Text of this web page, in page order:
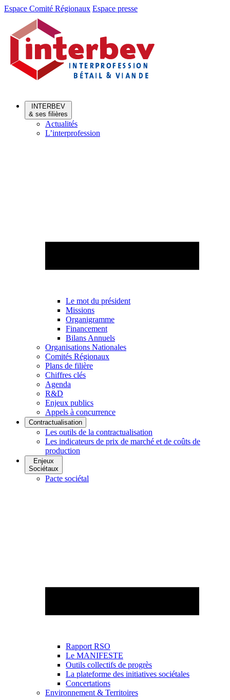
Aller
Aller
contenu
Espace Comité Régionaux Espace presse
INTERBEV
& ses filières
Actualités
L’interprofession
Le mot du président
Missions
Organigramme
Financement
Bilans Annuels
Organisations Nationales
Comités Régionaux
Plans de filière
Chiffres clés
Agenda
R&D
Enjeux publics
Appels à concurrence
Contractualisation
Les outils de la contractualisation
Les indicateurs de prix de marché et de coûts de
production
Enjeux
Sociétaux
Pacte sociétal
Rapport RSO
Le MANIFESTE
Outils collectifs de progrès
La plateforme des initiatives sociétales
Concertations
Environnement & Territoires